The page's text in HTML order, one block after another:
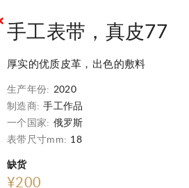
手工表带，真皮77
厚实的优质皮革，出色的敷料
生产年份: 2020
制造商: 手工作品
一个国家: 俄罗斯
表带尺寸mm: 18
缺货
¥200